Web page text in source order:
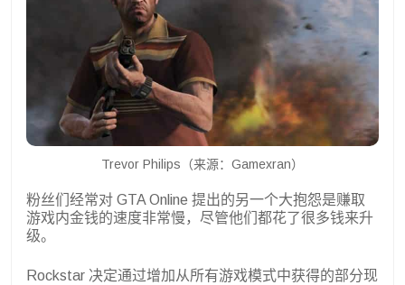
Trevor Philips（来源：Gamexran）
粉丝们经常对 GTA Online 提出的另一个大抱怨是赚取
游戏内金钱的速度非常慢，尽管他们都花了很多钱来升
级。
Rockstar 决定通过增加从所有游戏模式中获得的部分现